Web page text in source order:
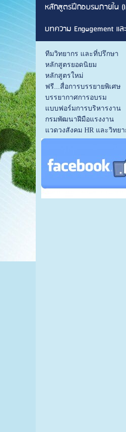
หลักสูตรฝึกอบรมภายใน
บทความ Engagement แล
ทีมวิทยากร และที่ปรึกษา
หลักสูตรยอดนิยม
หลักสูตรใหม่
ฟรี...สื่อการบรรยายพิเศษ
บรรยากาศการอบรม
แบบฟอร์มการบริหารงาน
กรมพัฒนาฝีมือแรงงาน
แวดวงสังคม HR และวิทยา